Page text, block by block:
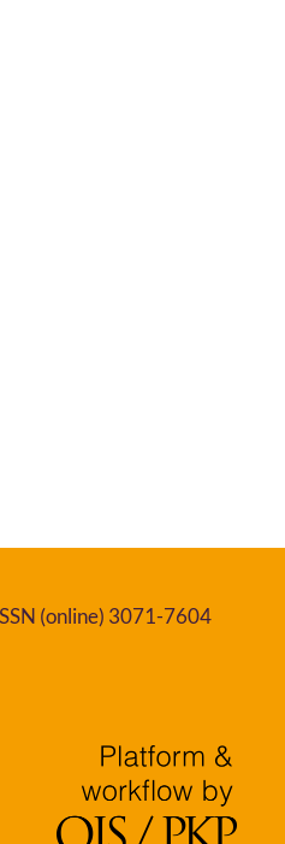
(online) 3071-7604